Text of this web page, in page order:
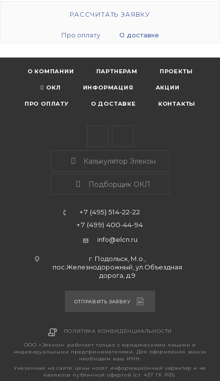
РАССЧИТАТЬ ЗАЯВКУ
Про оплату О доставке
О КОМПАНИИ ПАРТНЕРАМ ПРОЕКТЫ
ОКЛ ИНФОРМАЦИЯ АКЦИИ
ПРО ОПЛАТУ О ДОСТАВКЕ КОНТАКТЫ
Калькулятор Элекон
Подборщик ОКЛ
+7 (495) 514-22-22
+7 (499) 400-44-94
info@elcn.ru
г. Подольск, М.о.,
пос.Железнодорожный, ул.Объездная
дорога, д.9
ОТПРАВИТЬ ЗАЯВКУ
ПОЛИТИКА КОНФИДЕНЦИАЛЬНОСТИ
ООО «Элекон» работает только с юридическими лицами и
индивидуальными предпринимателями. Для оформления заказа
необходим ваш ИНН.
Указанные на сайте цены носят информационный характер и не
являются публичной офертой (ст. 437 ГК РФ).